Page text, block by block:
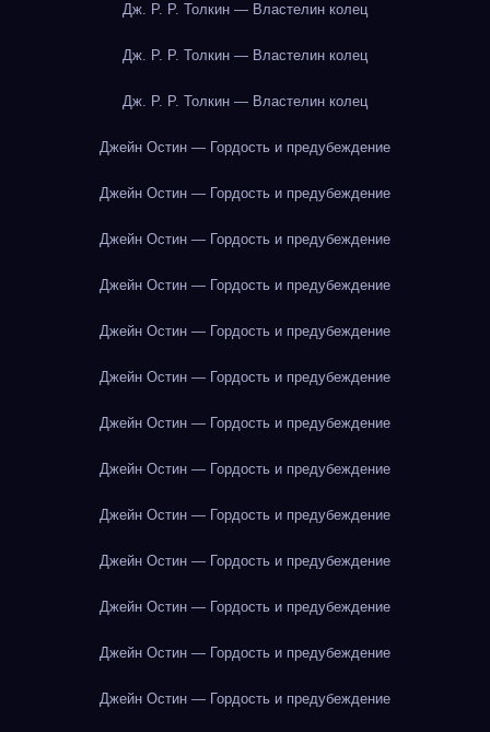
Дж. Р. Р. Толкин — Властелин колец
Дж. Р. Р. Толкин — Властелин колец
Дж. Р. Р. Толкин — Властелин колец
Джейн Остин — Гордость и предубеждение
Джейн Остин — Гордость и предубеждение
Джейн Остин — Гордость и предубеждение
Джейн Остин — Гордость и предубеждение
Джейн Остин — Гордость и предубеждение
Джейн Остин — Гордость и предубеждение
Джейн Остин — Гордость и предубеждение
Джейн Остин — Гордость и предубеждение
Джейн Остин — Гордость и предубеждение
Джейн Остин — Гордость и предубеждение
Джейн Остин — Гордость и предубеждение
Джейн Остин — Гордость и предубеждение
Джейн Остин — Гордость и предубеждение